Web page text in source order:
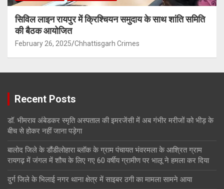
सिविल लाइन रायपुर में क्रिश्चियन समुदाय के साथ शांति समिति
की बैठक आयोजित
February 26, 2025 Chhattisgarh Crimes
Recent Posts
डॉ. भीमराव अंबेडकर स्मृति अस्पताल की इमरजेंसी में अब गंभीर मरीजों को भीड़ के
बीच से होकर नहीं जाना पड़ेगा
बालोद जिले के डौंडीलोहारा ब्लॉक के ग्राम पंचायत भंवरमला के आश्रित ग्राम
रायगढ़ में जंगल में शौच के लिए गए 60 वर्षीय ग्रामीण पर भालू ने हमला कर दिया
दुर्ग जिले के भिलाई नगर थाना क्षेत्र में साइबर ठगी का मामला सामने आया